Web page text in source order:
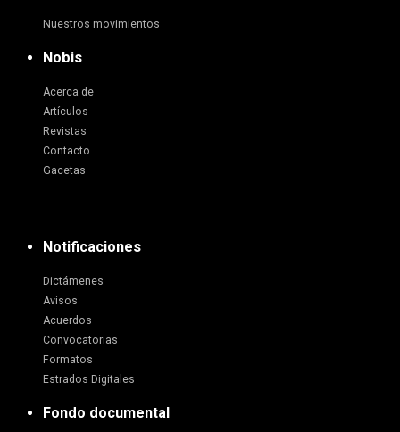
Nuestros movimientos
Nobis
Acerca de
Artículos
Revistas
Contacto
Gacetas
Notificaciones
Dictámenes
Avisos
Acuerdos
Convocatorias
Formatos
Estrados Digitales
Fondo documental